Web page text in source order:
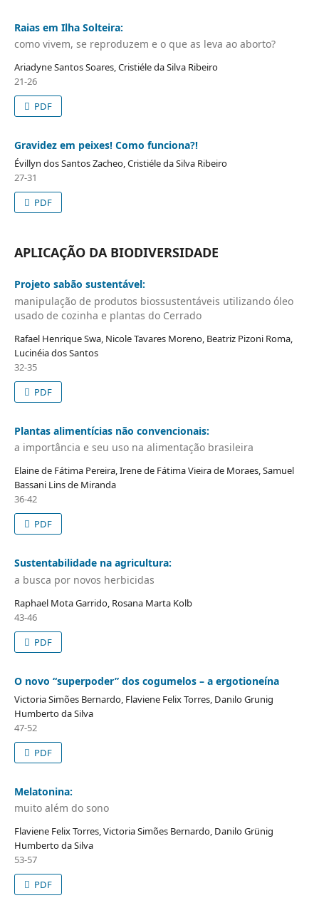
Raias em Ilha Solteira:
como vivem, se reproduzem e o que as leva ao aborto?
Ariadyne Santos Soares, Cristiéle da Silva Ribeiro
21-26
PDF
Gravidez em peixes! Como funciona?!
Évillyn dos Santos Zacheo, Cristiéle da Silva Ribeiro
27-31
PDF
APLICAÇÃO DA BIODIVERSIDADE
Projeto sabão sustentável:
manipulação de produtos biossustentáveis utilizando óleo
usado de cozinha e plantas do Cerrado
Rafael Henrique Swa, Nicole Tavares Moreno, Beatriz Pizoni Roma,
Lucinéia dos Santos
32-35
PDF
Plantas alimentícias não convencionais:
a importância e seu uso na alimentação brasileira
Elaine de Fátima Pereira, Irene de Fátima Vieira de Moraes, Samuel
Bassani Lins de Miranda
36-42
PDF
Sustentabilidade na agricultura:
a busca por novos herbicidas
Raphael Mota Garrido, Rosana Marta Kolb
43-46
PDF
O novo “superpoder” dos cogumelos – a ergotioneína
Victoria Simões Bernardo, Flaviene Felix Torres, Danilo Grunig
Humberto da Silva
47-52
PDF
Melatonina:
muito além do sono
Flaviene Felix Torres, Victoria Simões Bernardo, Danilo Grünig
Humberto da Silva
53-57
PDF